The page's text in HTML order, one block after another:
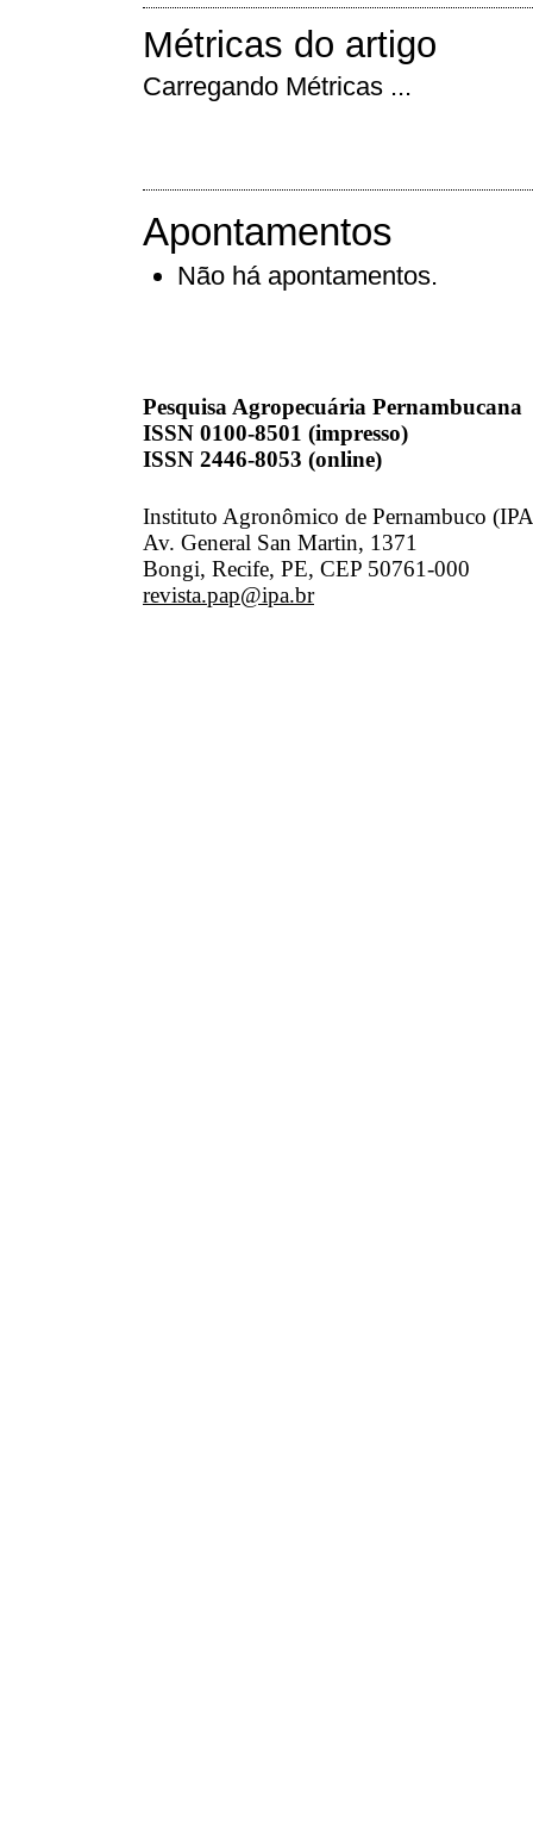
Métricas do artigo
Carregando Métricas ...
Apontamentos
Não há apontamentos.
Pesquisa Agropecuária Pernambucana
ISSN 0100-8501 (impresso)
ISSN 2446-8053 (online)
Instituto Agronômico de Pernambuco
Av. General San Martin, 1371
Bongi, Recife, PE, CEP 50761-000
revista.pap@ipa.br